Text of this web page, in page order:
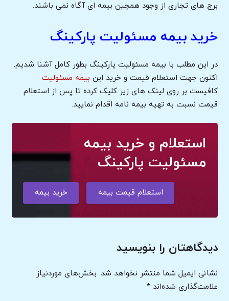
برج های تجاری از وجود همچین بیمه ای آگاه نمی باشند.
خرید بیمه مسئولیت پارکینگ
در این مطلب با بیمه مسئولیت پارکینگ بطور کامل آشنا شدیم.
اکنون جهت استعلام قیمت و خرید این بیمه مسئولیت
کافیست بر روی لینک های زیر کلیک کرده تا پس از استعلام
قیمت نسبت به تهیه بیمه نامه اقدام نمایید.
استعلام و خرید بیمه
مسئولیت پارکینگ
استعلام قیمت بیمه خرید بیمه
دیدگاهتان را بنویسید
نشانی ایمیل شما منتشر نخواهد شد. بخش‌های موردنیاز
علامت‌گذاری شده‌اند*